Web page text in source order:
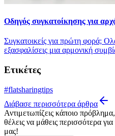
Οδηγός συγκατοίκησης για
Συγκατοικείς για πρώτη φορά;
εξασφαλίσεις μια αρμονική
Ετικέτες
#flatsharingtips
Διάβασε περισσότερα άρθρα
Αντιμετωπίζεις κάποιο
θέλεις να μάθεις περισσότερα
μας!